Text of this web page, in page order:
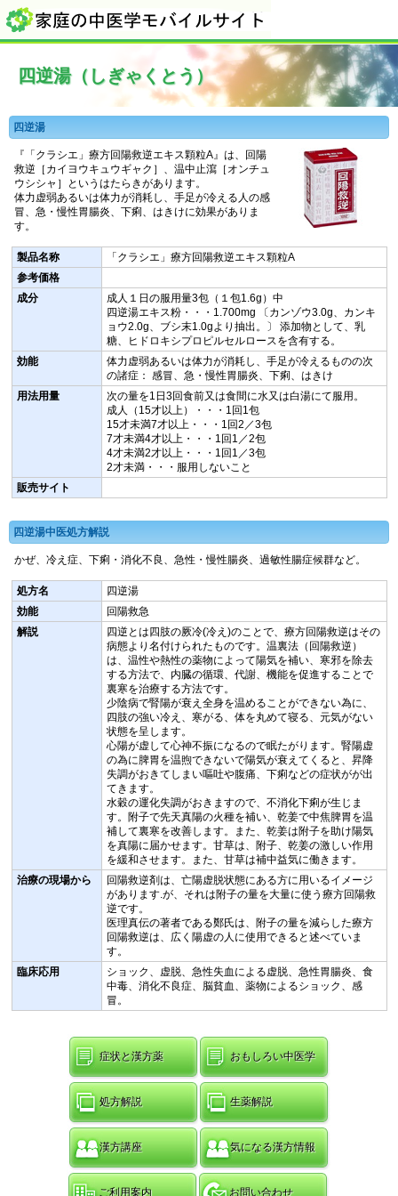
四逆湯（しぎゃくとう）
四逆湯
『「クラシエ」療方回陽救逆エキス顆粒A』は、回陽
救逆［カイヨウキュウギャク］、温中止瀉［オンチュ
ウシシャ］というはたらきがあります。
体力虚弱あるいは体力が消耗し、手足が冷える人の感
冒、急・慢性胃腸炎、下痢、はきけに効果がありま
す。
製品名称
「クラシエ」療方回陽救逆エキス顆粒A
参考価格
成分
成人１日の服用量3包（１包1.6g）中
四逆湯エキス粉・・・1.700mg 〔カンゾウ3.0g、カンキ
ョウ2.0g、ブシ末1.0gより抽出。〕 添加物として、乳
糖、ヒドロキシプロピルセルロースを含有する。
効能
体力虚弱あるいは体力が消耗し、手足が冷えるものの次
の諸症： 感冒、急・慢性胃腸炎、下痢、はきけ
用法用量
次の量を1日3回食前又は食間に水又は白湯にて服用。
成人（15才以上）・・・1回1包
15才未満7才以上・・・1回2／3包
7才未満4才以上・・・1回1／2包
4才未満2才以上・・・1回1／3包
2才未満・・・服用しないこと
販売サイト
四逆湯中医処方解説
かぜ、冷え症、下痢・消化不良、急性・慢性腸炎、過敏性腸症候群など。
処方名
四逆湯
効能
回陽救急
解説
四逆とは四肢の厥冷(冷え)のことで、療方回陽救逆はその
病態より名付けられたものです。温裏法（回陽救逆）
は、温性や熱性の薬物によって陽気を補い、寒邪を除去
する方法で、内臓の循環、代謝、機能を促進することで
裏寒を治療する方法です。
少陰病で腎陽が衰え全身を温めることができない為に、
四肢の強い冷え、寒がる、体を丸めて寝る、元気がない
状態を呈します。
心陽が虚して心神不振になるので眠たがります。腎陽虚
の為に脾胃を温煦できないで陽気が衰えてくると、昇降
失調がおきてしまい嘔吐や腹痛、下痢などの症状がが出
てきます。
水穀の運化失調がおきますので、不消化下痢が生じま
す。附子で先天真陽の火種を補い、乾姜で中焦脾胃を温
補して裏寒を改善します。また、乾姜は附子を助け陽気
を真陽に届かせます。甘草は、附子、乾姜の激しい作用
を緩和させます。また、甘草は補中益気に働きます。
治療の現場から
回陽救逆剤は、亡陽虚脱状態にある方に用いるイメージ
があります.が、それは附子の量を大量に使う療方回陽救
逆です。
医理真伝の著者である鄭氏は、附子の量を減らした療方
回陽救逆は、広く陽虚の人に使用できると述べていま
す。
臨床応用
ショック、虚脱、急性失血による虚脱、急性胃腸炎、食
中毒、消化不良症、脳貧血、薬物によるショック、感
冒。
症状と漢方薬 おもしろい中医学
処方解説 生薬解説
漢方講座 気になる漢方情報
ご利用案内 お問い合わせ